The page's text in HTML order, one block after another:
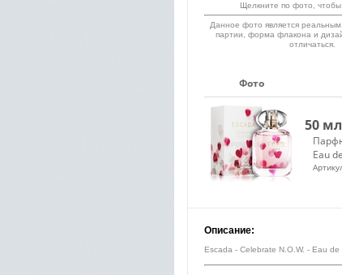
Щелкните по фото, чтобы
Данное фото является
партии, форма флакона и
отличаться.
Фото
50 мл
Eau
Описание:
Escada - Celebrate N.O.W. - Eau